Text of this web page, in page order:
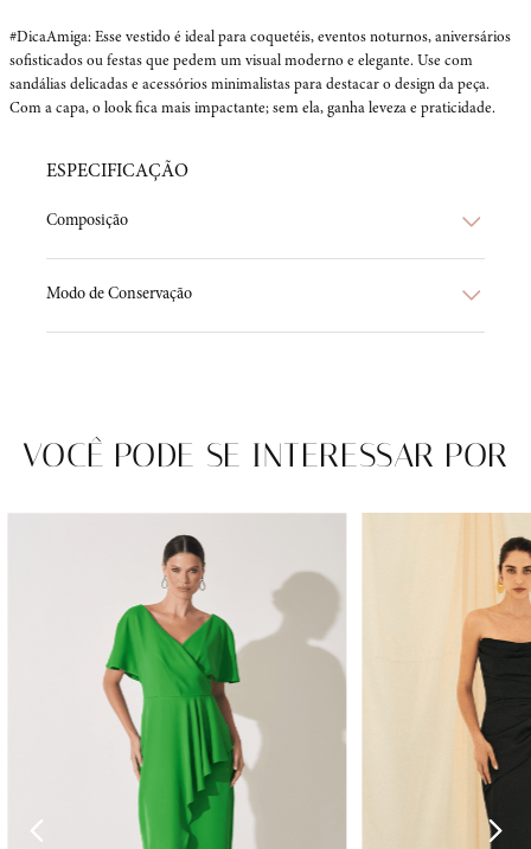
#DicaAmiga: Esse vestido é ideal para coquetéis, eventos noturnos, aniversários
sofisticados ou festas que pedem um visual moderno e elegante. Use com
sandálias delicadas e acessórios minimalistas para destacar o design da peça.
Com a capa, o look fica mais impactante; sem ela, ganha leveza e praticidade.
ESPECIFICAÇÃO
Composição
Modo de Conservação
VOCÊ PODE SE INTERESSAR POR